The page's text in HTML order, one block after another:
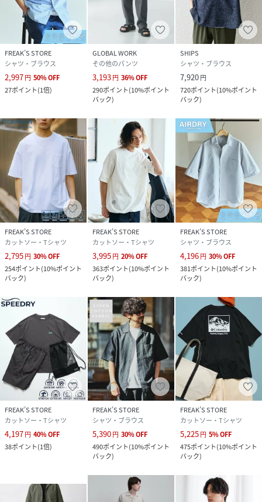
FREAK’S STORE
シャツ・ブラウス
2,997円 50%OFF
27ポイント(1倍)
GLOBAL WORK
その他のパンツ
3,193円 36%OFF
290ポイント(10%ポイント
バック)
SHIPS
シャツ・ブラウス
7,920円
720ポイント(10%ポイント
バック)
FREAK’S STORE
カットソー・Tシャツ
2,795円 30%OFF
254ポイント(10%ポイント
バック)
FREAK’S STORE
カットソー・Tシャツ
3,995円 20%OFF
363ポイント(10%ポイント
バック)
FREAK’S STORE
シャツ・ブラウス
4,196円 30%OFF
381ポイント(10%ポイント
バック)
FREAK’S STORE
カットソー・Tシャツ
4,197円 40%OFF
38ポイント(1倍)
FREAK’S STORE
シャツ・ブラウス
5,390円 30%OFF
490ポイント(10%ポイント
バック)
FREAK’S STORE
カットソー・Tシャツ
5,225円 5%OFF
475ポイント(10%ポイント
バック)